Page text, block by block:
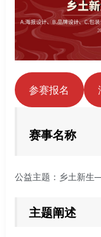
参赛报名
赛事名称
公益主题：乡土新
主题阐述